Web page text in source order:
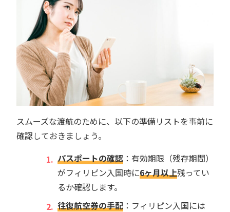
スムーズな渡航のために、以下の準備リストを事前に
確認しておきましょう。
パスポートの確認 ：有効期限（残存期間）
がフィリピン入国時に6ヶ月以上残ってい
るか確認します。
往復航空券の手配 ：フィリピン入国には